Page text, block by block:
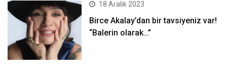
18 Aralık 2023
Birce Akalay’dan bir tavsiyeniz var!
“Balerin olarak…”